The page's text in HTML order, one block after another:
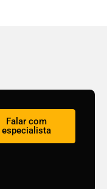
Falar com
especialista